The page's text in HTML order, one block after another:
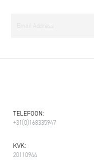
TELEFOON:
+31(0)168335947
KVK:
20110944